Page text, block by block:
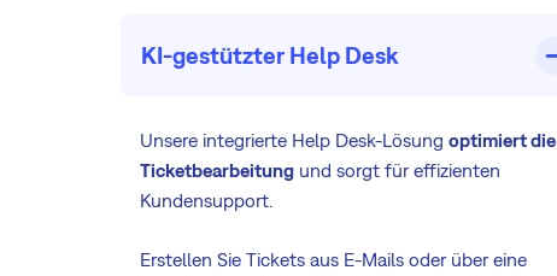
KI-gestützter Help Desk
Unsere integrierte Help Desk-Lösung optimiert die
Ticketbearbeitung und sorgt für effizienten
Kundensupport.
Erstellen Sie Tickets aus E-Mails oder über eine